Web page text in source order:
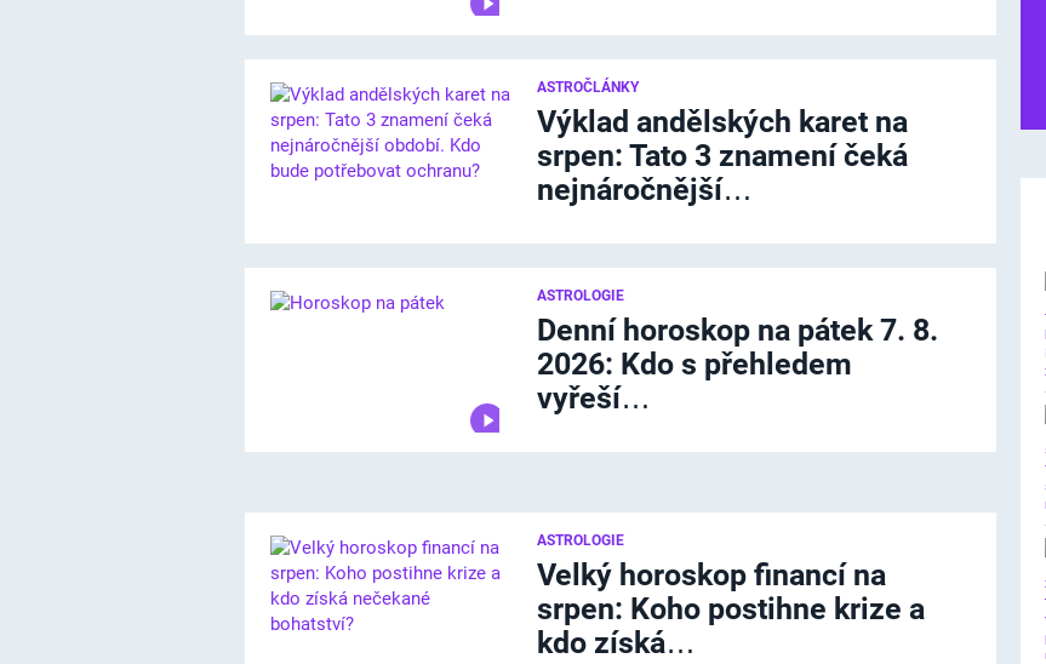
ASTROČLÁNKY
Výklad andělských karet na
srpen: Tato 3 znamení čeká
nejnáročnější…
ASTROLOGIE
Denní horoskop na pátek 7. 8.
2026: Kdo s přehledem
vyřeší…
ASTROLOGIE
Velký horoskop financí na
srpen: Koho postihne krize a
kdo získá…